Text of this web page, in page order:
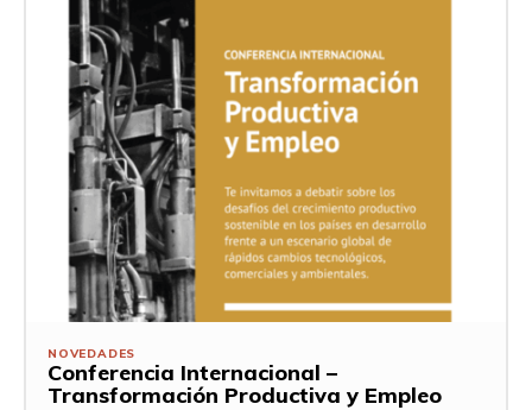
NOVEDADES
Conferencia Internacional –
Transformación Productiva y Empleo